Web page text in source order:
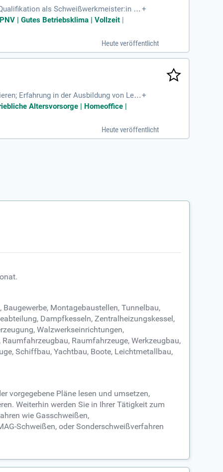
als Schweißwerkmeister:in o
vergleichbarem
+
| Gutes Betriebsklima | Vollzeit |
Heute veröffentlicht
Erfahrung in der Ausbildung von Lehr+
Altersvorsorge | Homeoffice |
Heute veröffentlicht
Montagebaustellen, Tunnelbau,
Dampfkesseln, Zentralheizungskessel,
Walzwerkseinrichtungen,
Raumfahrzeuge, Werkzeugbau,
Schiffbau, Yachtbau, Boote, Leichtmetallbau,
vorgegebene Pläne lesen und umsetzen,
Weiterhin werden Sie in Ihrer Tätigkeit zum
wie Gasschweißen,
Schweißen, oder Sonderschweißverfahren